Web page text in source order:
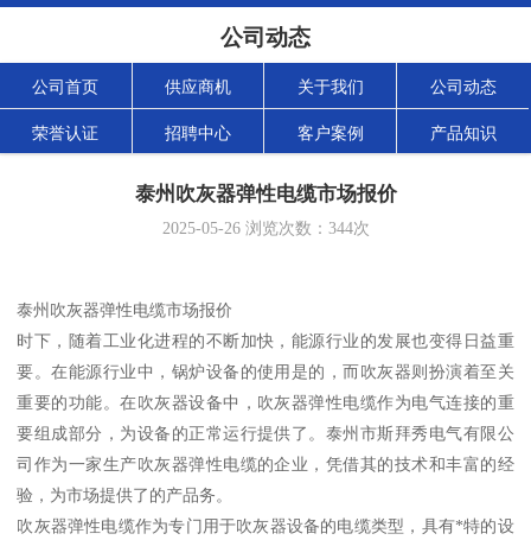
公司动态
公司首页 供应商机 关于我们 公司动态
荣誉认证 招聘中心 客户案例 产品知识
泰州吹灰器弹性电缆市场报价
2025-05-26浏览次数： 344次
泰州吹灰器弹性电缆市场报价
时下，随着工业化进程的不断加快，能源行业的发展也变得日益重
要。在能源行业中，锅炉设备的使用是的，而吹灰器则扮演着至关
重要的功能。在吹灰器设备中，吹灰器弹性电缆作为电气连接的重
要组成部分，为设备的正常运行提供了。泰州市斯拜秀电气有限公
司作为一家生产吹灰器弹性电缆的企业，凭借其的技术和丰富的经
验，为市场提供了的产品务。
吹灰器弹性电缆作为专门用于吹灰器设备的电缆类型，具有*特的设